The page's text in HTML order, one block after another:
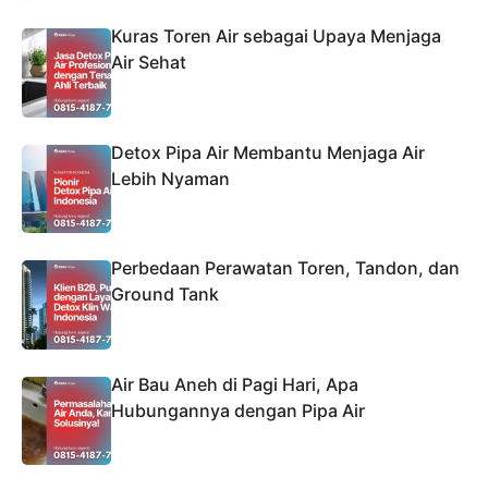
Kuras Toren Air sebagai Upaya Menjaga
Air Sehat
Detox Pipa Air Membantu Menjaga Air
Lebih Nyaman
Perbedaan Perawatan Toren, Tandon, dan
Ground Tank
Air Bau Aneh di Pagi Hari, Apa
Hubungannya dengan Pipa Air